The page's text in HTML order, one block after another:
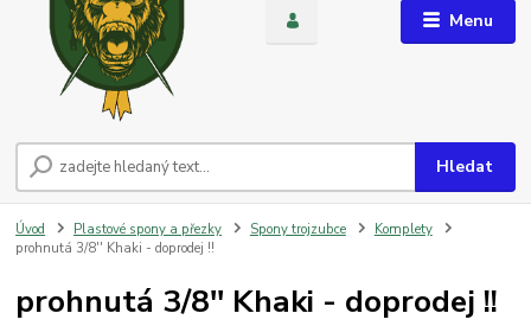
Menu
Hledat
Úvod Plastové spony a přezky Spony trojzubce
Komplety
prohnutá 3/8'' Khaki - doprodej !!
prohnutá 3/8'' Khaki - doprodej !!